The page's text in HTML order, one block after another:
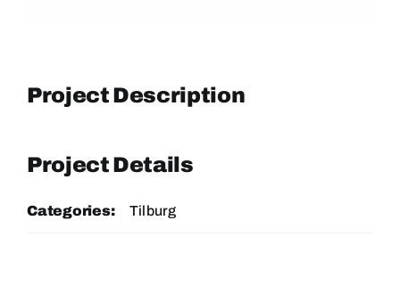
Project Description
Project Details
Categories: Tilburg